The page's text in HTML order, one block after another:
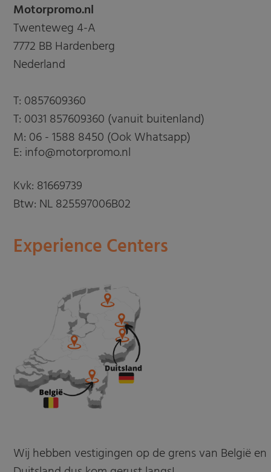
Motorpromo.nl
Twenteweg 4-A
7772 BB Hardenberg
Nederland
T: 0857609360
T: 0031 857609360 (vanuit buitenland)
M: 06 - 1588 8450 (Ook Whatsapp)
E: info@motorpromo.nl
Kvk: 81669739
Btw: NL 825597006B02
Experience Centers
Wij hebben vestigingen op de grens van België en